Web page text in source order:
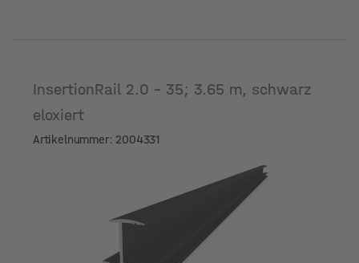
InsertionRail 2.0 - 35; 3.65 m, schwarz
eloxiert
Artikelnummer: 2004331